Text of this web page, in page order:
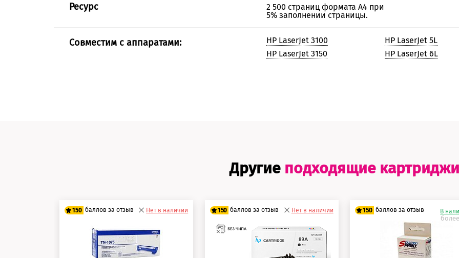
Ресурс
2 500 страниц формата А4 при
5% заполнении страницы.
Совместим с аппаратами:
HP LaserJet 3100
HP LaserJet 3150
HP LaserJet 5L
HP LaserJet 6L
Другие подходящие картриджи
150 баллов за отзыв
125 баллов
150 баллов
Нет в наличии 150 баллов за отзыв Нет в наличии 150 баллов за отзыв
125 баллов
150 баллов
В